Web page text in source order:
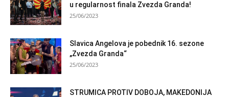
u regularnost finala Zvezda Granda!
25/06/2023
Slavica Angelova je pobednik 16. sezone
„Zvezda Granda“
25/06/2023
STRUMICA PROTIV DOBOJA, MAKEDONIJA